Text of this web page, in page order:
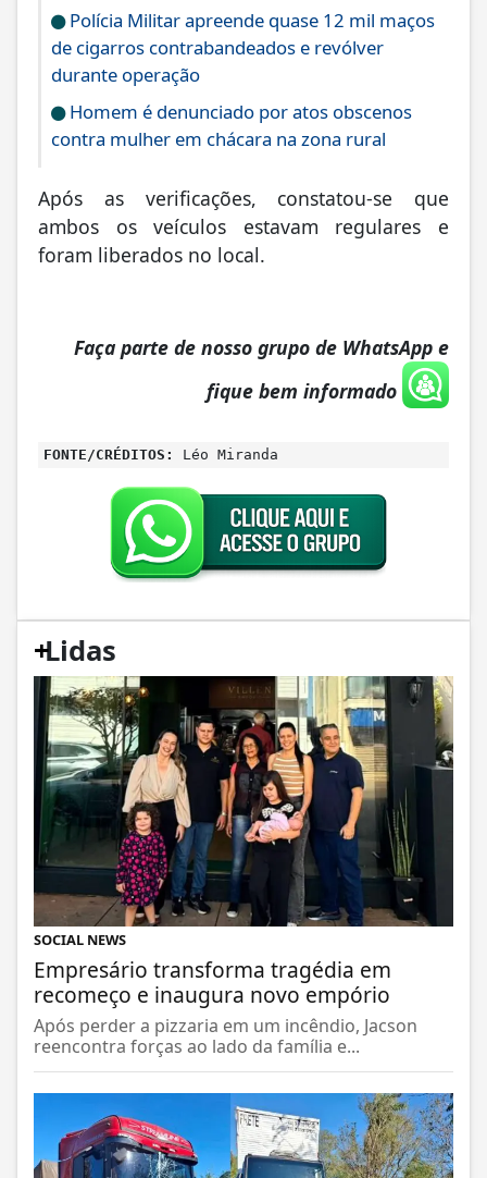
Polícia Militar apreende quase 12 mil maços
de cigarros contrabandeados e revólver
durante operação
Homem é denunciado por atos obscenos
contra mulher em chácara na zona rural
Após as verificações, constatou-se que
ambos os veículos estavam regulares e
foram liberados no local.
Faça parte de nosso grupo de WhatsApp e
fique bem informado
FONTE/CRÉDITOS: Léo Miranda
+
Lidas
SOCIAL NEWS
Empresário transforma tragédia em
recomeço e inaugura novo empório
Após perder a pizzaria em um incêndio, Jacson
reencontra forças ao lado da família e...